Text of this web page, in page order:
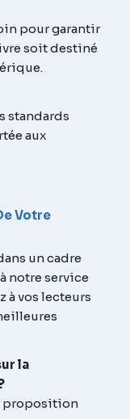
pour garantir
soit destiné
standards
aux
Votre
un cadre
notre service
à vos lecteurs
la
proposition